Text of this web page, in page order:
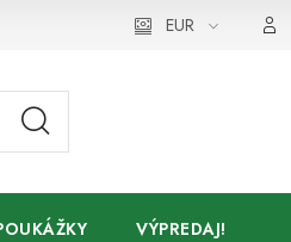
KontaktyEUR
VÝPREDAJ!